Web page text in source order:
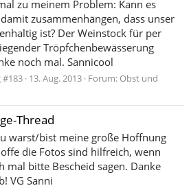
zu meinem Problem: Kann es
zusammenhängen, dass unser
ist? Der Weinstock für per
Tröpfchenbewässerung
noch mal. Sannicool
#183 13. Aug. 2013 Forum: Obst und
Thread
warst/bist meine große Hoffnung
die Fotos sind hilfreich, wenn
mal bitte Bescheid sagen. Danke
VG Sanni